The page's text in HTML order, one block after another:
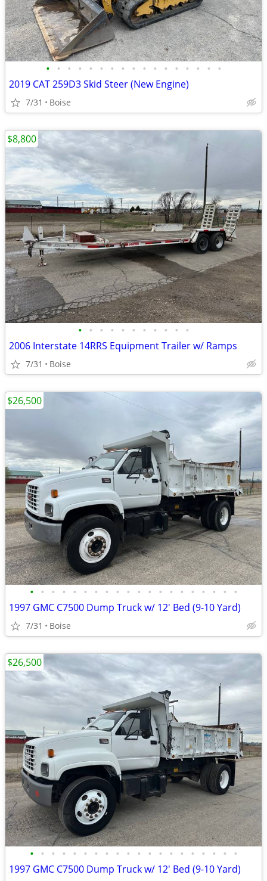
• • • • • • • • • • • • • • • • •
2019 CAT 259D3 Skid Steer (New Engine)
7/31 Boise
• • • • • • • • • • •
2006 Interstate 14RRS Equipment Trailer w/ Ramps
7/31 Boise
$8,800
• • • • • • • • • • • • • • • • • • • •
1997 GMC C7500 Dump Truck w/ 12' Bed (9-10 Yard)
7/31 Boise
$26,500
• • • • • • • • • • • • • • • • • • • •
1997 GMC C7500 Dump Truck w/ 12' Bed (9-10 Yard)
$26,500